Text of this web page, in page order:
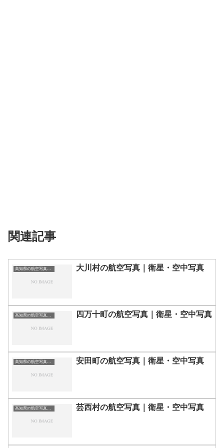
関連記事
高知県の航空写真・空中写真 大川村の航空写真｜衛星・空中写真
高知県の航空写真・空中写真 四万十町の航空写真｜衛星・空中写真
高知県の航空写真・空中写真 安田町の航空写真｜衛星・空中写真
高知県の航空写真・空中写真 芸西村の航空写真｜衛星・空中写真